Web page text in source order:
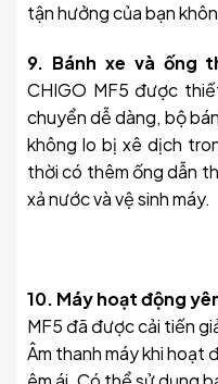
tận hưởng của bạn
9. Bánh xe và ống
CHIGO MF5 được
chuyển dễ dàng, bộ
không lo bị xê dịch
thời có thêm ống dẫn
xả nước và vệ sinh máy.
10. Máy hoạt động
MF5 đã được cải tiến
Âm thanh máy khi hoạt